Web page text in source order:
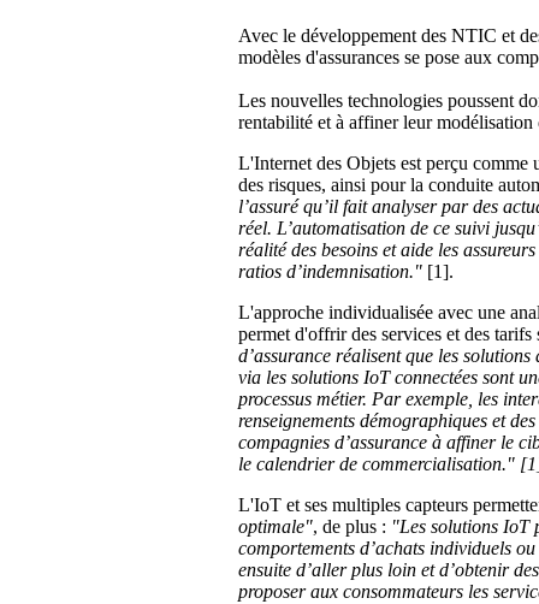
Avec le développement des NTIC et
modèles d'assurances se pose aux
Les nouvelles technologies poussent
rentabilité et à affiner leur modélisation
L'Internet des Objets est perçu
des risques, ainsi pour la conduite
l’assuré qu’il fait analyser par des
réel. L’automatisation de ce suivi
réalité des besoins et aide les
ratios d’indemnisation." [1].
L'approche individualisée avec une
permet d'offrir des services et des
d’assurance réalisent que les
via les solutions IoT connectées sont
processus métier. Par exemple, les
renseignements démographiques et
compagnies d’assurance à affiner le
le calendrier de commercialisation."
L'IoT et ses multiples capteurs
optimale", de plus : "Les solutions IoT
comportements d’achats individuels
ensuite d’aller plus loin et d’obtenir
proposer aux consommateurs les